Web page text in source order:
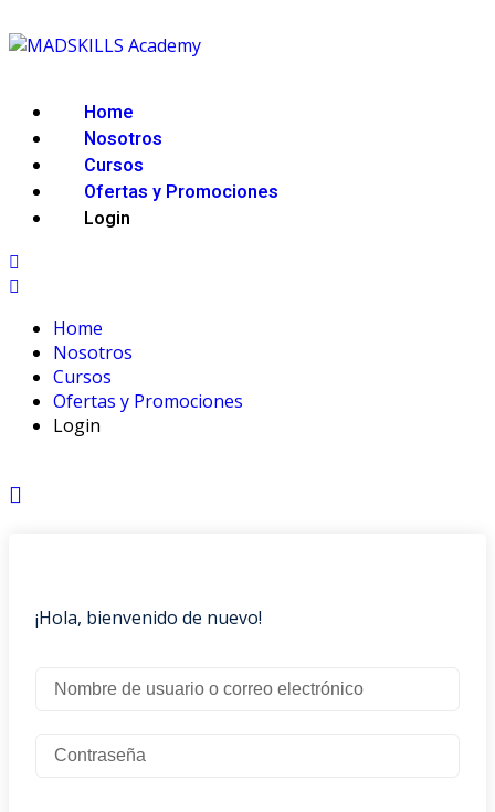
Home
Nosotros
Cursos
Ofertas y Promociones
Login
Home
Nosotros
Cursos
Ofertas y Promociones
Login
¡Hola, bienvenido de nuevo!